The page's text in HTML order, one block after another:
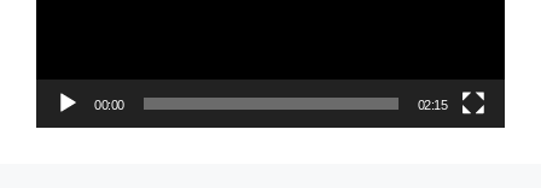
00:00 02:15